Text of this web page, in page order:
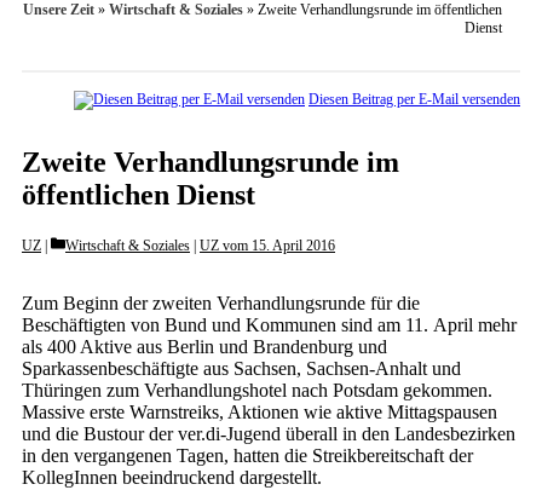
Unsere Zeit » Wirtschaft & Soziales » Zweite Verhandlungsrunde im öffentlichen
Dienst
Diesen Beitrag per E-Mail versenden
Zweite Verhandlungsrunde im
öffentlichen Dienst
UZ Categories
Wirtschaft & Soziales UZ vom 15. April 2016
Zum Beginn der zweiten Verhandlungsrunde für die
Beschäftigten von Bund und Kommunen sind am 11. April mehr
als 400 Aktive aus Berlin und Brandenburg und
Sparkassenbeschäftigte aus Sachsen, Sachsen-Anhalt und
Thüringen zum Verhandlungshotel nach Potsdam gekommen.
Massive erste Warnstreiks, Aktionen wie aktive Mittagspausen
und die Bustour der ver.di-Jugend überall in den Landesbezirken
in den vergangenen Tagen, hatten die Streikbereitschaft der
KollegInnen beeindruckend dargestellt.